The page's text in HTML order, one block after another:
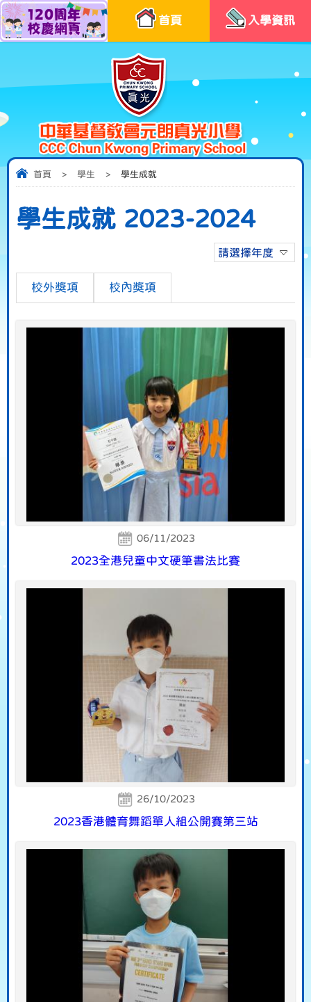
首頁 入學資訊
首頁 > 學生 > 學生成就
學生成就 2023-2024
請選擇年度
校外獎項 校內獎項
06/11/2023
2023全港兒童中文硬筆書法比賽
26/10/2023
2023香港體育舞蹈單人組公開賽第三站